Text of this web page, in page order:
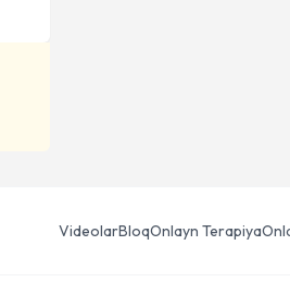
VideolarBloqOnlayn Terapiya